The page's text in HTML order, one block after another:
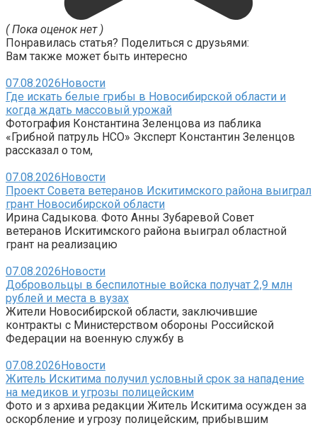
( Пока оценок нет )
Понравилась статья? Поделиться с друзьями:
Вам также может быть интересно
07.08.2026Новости
Где искать белые грибы в Новосибирской области и
когда ждать массовый урожай
Фотография Константина Зеленцова из паблика
«Грибной патруль НСО» Эксперт Константин Зеленцов
рассказал о том,
07.08.2026Новости
Проект Совета ветеранов Искитимского района выиграл
грант Новосибирской области
Ирина Садыкова. Фото Анны Зубаревой Совет
ветеранов Искитимского района выиграл областной
грант на реализацию
07.08.2026Новости
Добровольцы в беспилотные войска получат 2,9 млн
рублей и места в вузах
Жители Новосибирской области, заключившие
контракты с Министерством обороны Российской
Федерации на военную службу в
07.08.2026Новости
Житель Искитима получил условный срок за нападение
на медиков и угрозы полицейским
Фото и з архива редакции Житель Искитима осужден за
оскорбление и угрозу полицейским, прибывшим